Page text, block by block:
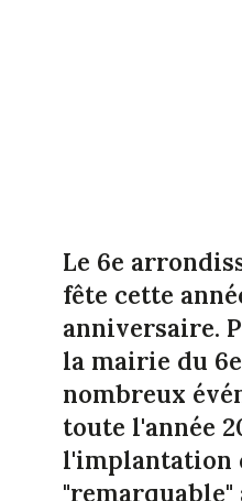
Le 6e
fête cette
anniversaire.
la mairie du
nombreux
toute l'année
l'implantation
"remarquable"